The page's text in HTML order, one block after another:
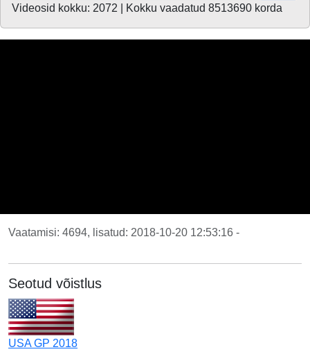
Videosid kokku: 2072 | Kokku vaadatud 8513690 korda
Vaatamisi: 4694, lisatud: 2018-10-20 12:53:16 -
Seotud võistlus
USA GP 2018